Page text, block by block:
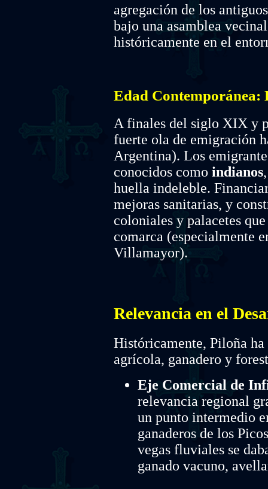
agregación de los
bajo una asamblea
históricamente en el
Edad
A finales del siglo XIX y
fuerte ola de emigración
Argentina). Los
conocidos como indianos
huella indeleble.
mejoras sanitarias, y
coloniales y palacetes
comarca (especialmente
Villamayor).
Relevancia en el
Históricamente, Piloña
agrícola, ganadero y
Eje Comercial de
relevancia regional
un punto intermedio
ganaderos de los
vegas fluviales se
ganado vacuno,